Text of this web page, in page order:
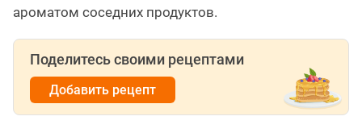
ароматом соседних продуктов.
Поделитесь своими рецептами
Добавить рецепт